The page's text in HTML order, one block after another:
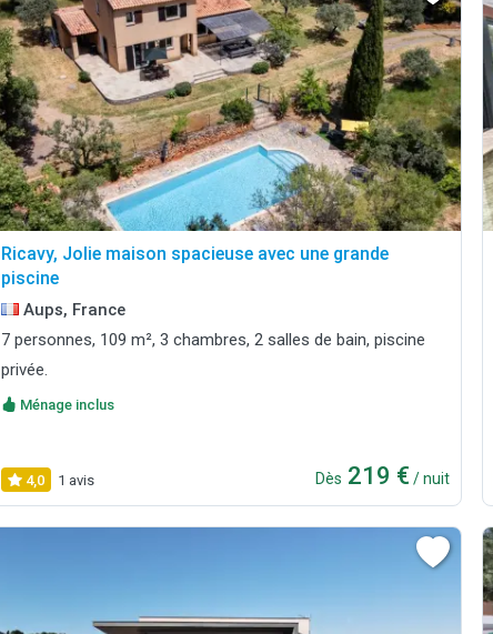
Ricavy, Jolie maison spacieuse avec une grande
piscine
Aups, France
7 personnes, 109 m², 3 chambres, 2 salles de bain, piscine
privée.
Ménage inclus
4,0 1 avis Dès 219 € / nuit